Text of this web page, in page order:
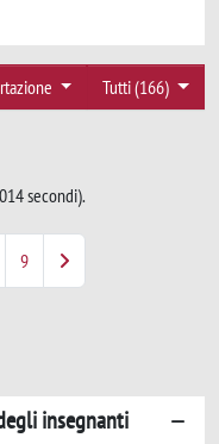
Tutti (166)
secondi).
9
insegnanti